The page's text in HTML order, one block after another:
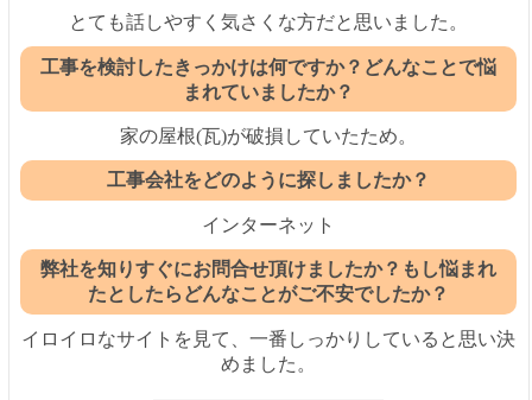
とても話しやすく気さくな方だと思いました。
工事を検討したきっかけは何ですか？どんなことで悩
まれていましたか？
家の屋根(瓦)が破損していたため。
工事会社をどのように探しましたか？
インターネット
弊社を知りすぐにお問合せ頂けましたか？もし悩まれ
たとしたらどんなことがご不安でしたか？
イロイロなサイトを見て、一番しっかりしていると思い決
めました。